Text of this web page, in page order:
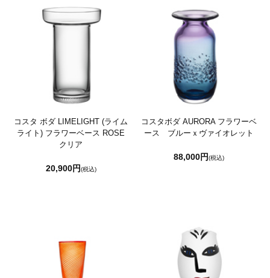
コスタ ボダ LIMELIGHT (ライム
ライト) フラワーベース ROSE
クリア
20,900円(税込)
コスタボダ AURORA フラワーベ
ース ブルーｘヴァイオレット
88,000円(税込)